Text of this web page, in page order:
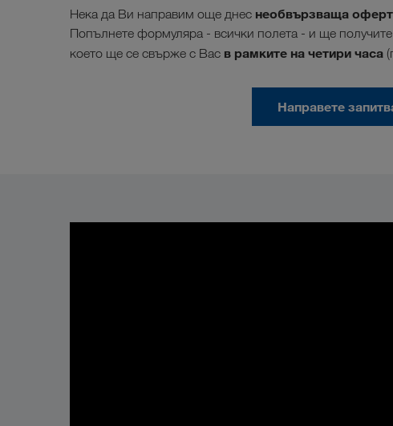
Нека да Ви направим още днес необвързваща
Попълнете формуляра - всички полета - и ще
което ще се свърже с Вас в рамките на четири часа
Направете